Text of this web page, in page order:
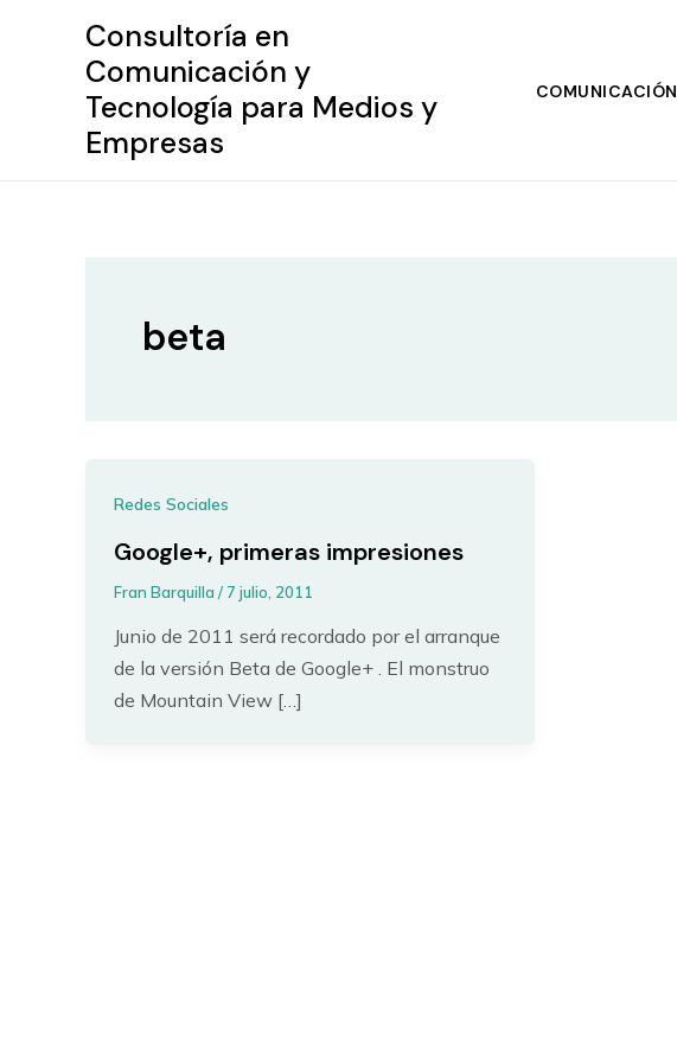
Consultoría en
Comunicación y
Tecnología para Medios y
Empresas
COMUNICACIÓN
beta
Redes Sociales
Google+, primeras impresiones
Fran Barquilla/ 7 julio, 2011
Junio de 2011 será recordado por el arranque
de la versión Beta de Google+ . El monstruo
de Mountain View […]